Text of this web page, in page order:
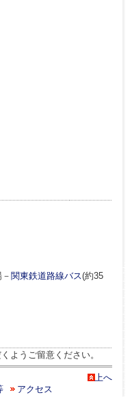
関東鉄道路線バス(約35
ようご留意ください。
上へ
アクセス